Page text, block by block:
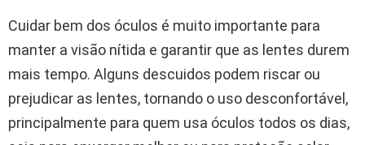
Cuidar bem dos óculos é muito importante para
manter a visão nítida e garantir que as lentes durem
mais tempo. Alguns descuidos podem riscar ou
prejudicar as lentes, tornando o uso desconfortável,
principalmente para quem usa óculos todos os dias,